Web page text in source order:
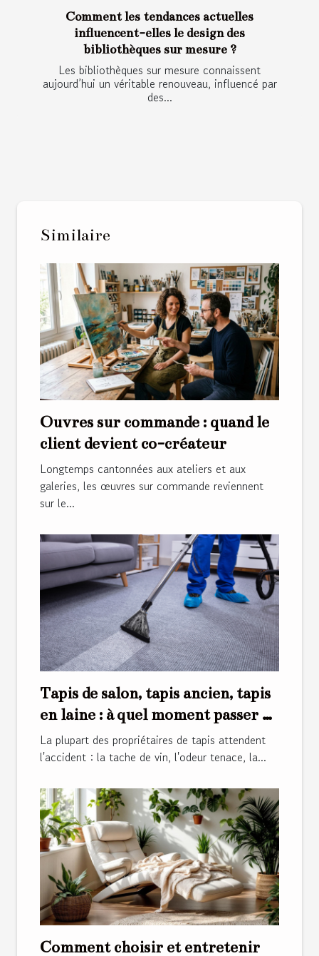
Comment les tendances actuelles
influencent-elles le design des
bibliothèques sur mesure ?
Les bibliothèques sur mesure connaissent
aujourd’hui un véritable renouveau, influencé par
des...
Similaire
Œuvres sur commande : quand le
client devient co-créateur
Longtemps cantonnées aux ateliers et aux
galeries, les œuvres sur commande reviennent
sur le...
Tapis de salon, tapis ancien, tapis
en laine : à quel moment passer au
nettoyage professionnel ?
La plupart des propriétaires de tapis attendent
l'accident : la tache de vin, l'odeur tenace, la...
Comment choisir et entretenir